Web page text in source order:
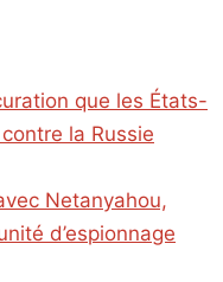
que les États-
la Russie
Netanyahou,
d’espionnage